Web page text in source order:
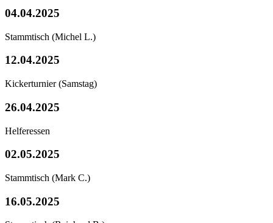
04.04.2025
Stammtisch (Michel L.)
12.04.2025
Kickerturnier (Samstag)
26.04.2025
Helferessen
02.05.2025
Stammtisch (Mark C.)
16.05.2025